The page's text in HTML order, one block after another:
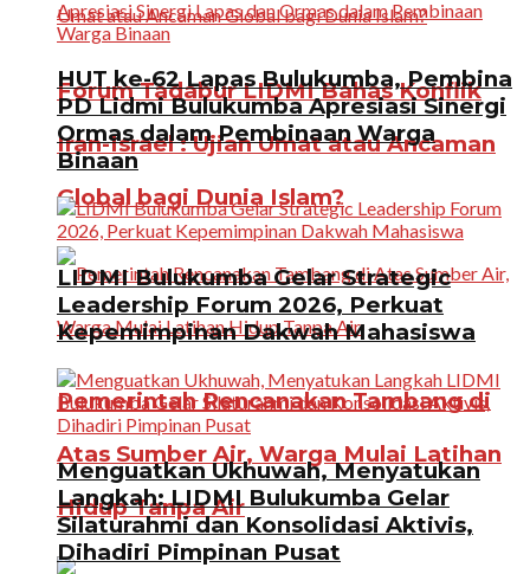
Forum Tadabur LIDMI Bahas Konflik
Iran-Israel : Ujian Umat atau Ancaman
Global bagi Dunia Islam?
Pemerintah Rencanakan Tambang di
Atas Sumber Air, Warga Mulai Latihan
Hidup Tanpa Air
HUT ke-62 Lapas Bulukumba, Pembina
PD Lidmi Bulukumba Apresiasi Sinergi
Ormas dalam Pembinaan Warga
Binaan
LIDMI Bulukumba Gelar Strategic
Leadership Forum 2026, Perkuat
Kepemimpinan Dakwah Mahasiswa
Menguatkan Ukhuwah, Menyatukan
Langkah: LIDMI Bulukumba Gelar
Silaturahmi dan Konsolidasi Aktivis,
Dihadiri Pimpinan Pusat